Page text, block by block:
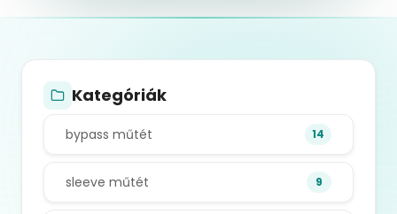
Kategóriák
bypass műtét 14
sleeve műtét 9